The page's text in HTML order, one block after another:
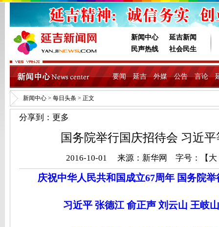
新闻中心
延吉新闻
民声热线
社会民生
要闻 延吉 外媒 公告 言论
新闻中心 > 每日头条 > 正文
分享到： 更多
国务院举行国庆招待会 习近
2016-10-01 来源： 新华网 字号：【 大
庆祝中华人民共和国成立67周年 国务院
习近平 张德江 俞正声 刘云山 王岐